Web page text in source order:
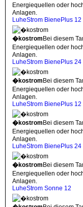
Energiequellen oder
Anlagen.
LuheStrom BienePlus 12
�kostrom Bei diesem
Energiequellen oder
Anlagen.
LuheStrom BienePlus 24
�kostrom Bei diesem
Energiequellen oder
Anlagen.
LuheStrom BienePlus 12
�kostrom Bei diesem
Energiequellen oder
Anlagen.
LuheStrom BienePlus 24
�kostrom Bei diesem
Energiequellen oder
Anlagen.
LuheStrom Sonne 12